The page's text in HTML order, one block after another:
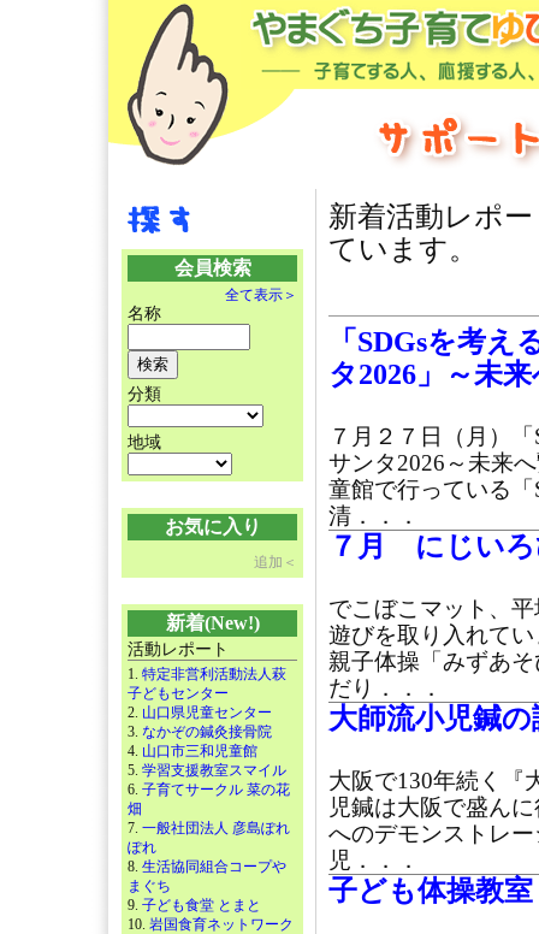
会員検索
全て表示＞
名称
分類
地域
お気に入り
追加＜
新着(New!)
活動レポート
1. 特定非営利活動法人萩
子どもセンター
2. 山口県児童センター
3. なかぞの鍼灸接骨院
4. 山口市三和児童館
5. 学習支援教室スマイル
6. 子育てサークル 菜の花
畑
7. 一般社団法人 彦島ぽれ
ぽれ
8. 生活協同組合コープや
まぐち
9. 子ども食堂 とまと
10. 岩国食育ネットワーク
新着活動レポ
ています。
「SDGsを考
タ2026」～未
７月２７日（月）
サンタ2026～未来
童館で行っている
清．．．
７月 にじいろ
でこぼこマット、
遊びを取り入れて
親子体操「みずあ
だり．．．
大師流小児鍼
大阪で130年続く『
児鍼は大阪で盛ん
へのデモンストレ
児．．．
子ども体操教室